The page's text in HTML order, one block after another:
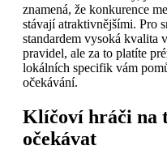
znamená, že konkurence
stávají atraktivnějšími. Pro
standardem vysoká kvalita
pravidel, ale za to platíte
lokálních specifik vám
očekávání.
Klíčoví hráči na
očekávat